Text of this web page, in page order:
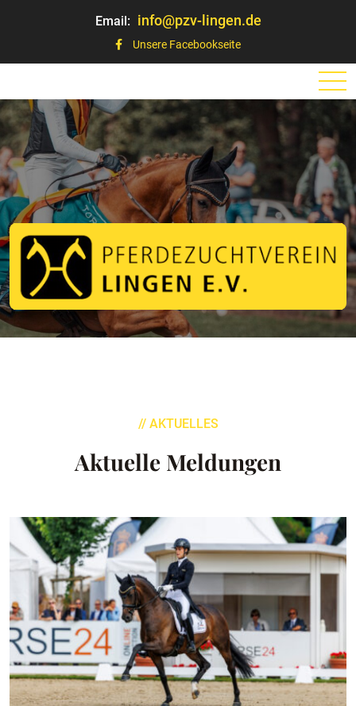
Email: info@pzv-lingen.de
Unsere Facebookseite
// AKTUELLES
Aktuelle Meldungen